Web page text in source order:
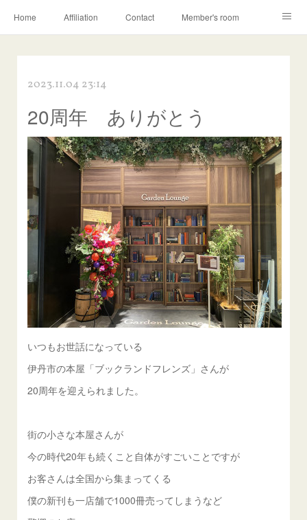
Home Affiliation Contact Member's room
2023.11.04 23:14
20周年 ありがとう
いつもお世話になっている
伊丹市の本屋「ブックランドフレンズ」さんが
20周年を迎えられました。
街の小さな本屋さんが
今の時代20年も続くこと自体がすごいことですが
お客さんは全国から集まってくる
僕の新刊も一店舗で1000冊売ってしまうなど